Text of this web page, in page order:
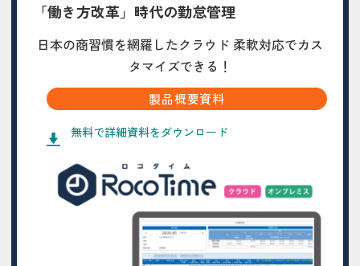
「働き方改革」時代の勤怠管理
日本の商習慣を網羅したクラウド 柔軟対応でカス
タマイズできる！
製品概要資料
無料で詳細資料をダウンロード